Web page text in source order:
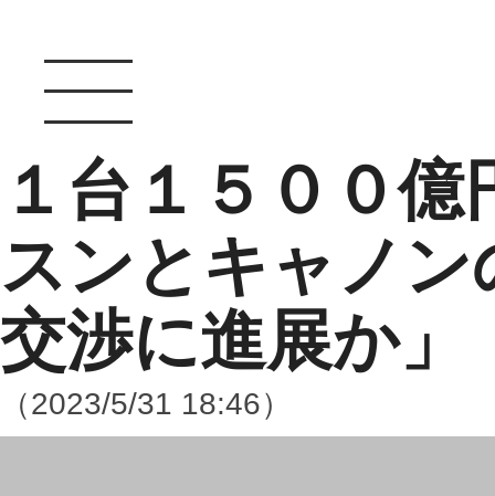
１台１５００
スンとキャノ
交渉に進展か」
（2023/5/31 18:46）